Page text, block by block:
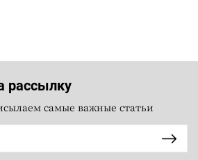
рассылку
самые важные статьи